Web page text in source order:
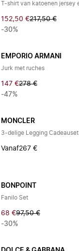
152,50 €217,50 €
-30%
EMPORIO ARMANI
Jurk met ruches
147 €278 €
-47%
MONCLER
3-delige Legging Cadeauset
Vanaf267 €
BONPOINT
Fanilo Set
68 €97,50 €
-30%